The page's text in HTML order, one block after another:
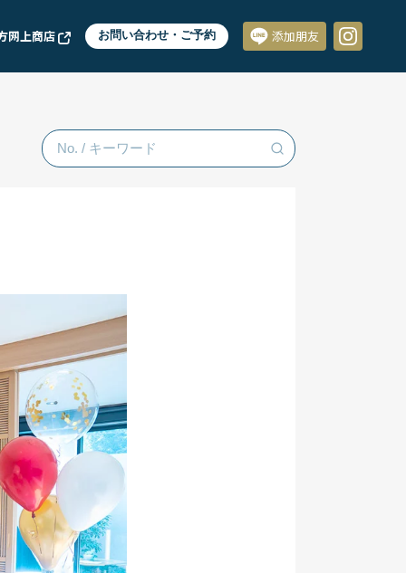
网上商店 お問い合わせ・ご予約 添加朋友